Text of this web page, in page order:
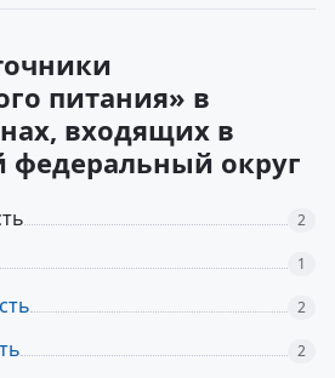
питания» в
входящих в
федеральный округ
2
1
2
2